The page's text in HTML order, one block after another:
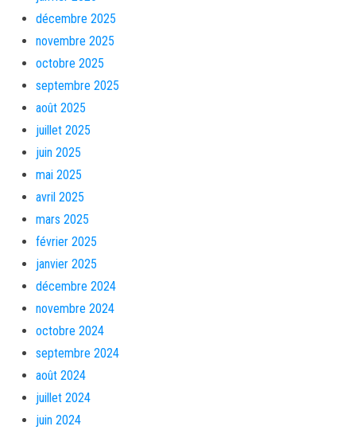
décembre 2025
novembre 2025
octobre 2025
septembre 2025
août 2025
juillet 2025
juin 2025
mai 2025
avril 2025
mars 2025
février 2025
janvier 2025
décembre 2024
novembre 2024
octobre 2024
septembre 2024
août 2024
juillet 2024
juin 2024